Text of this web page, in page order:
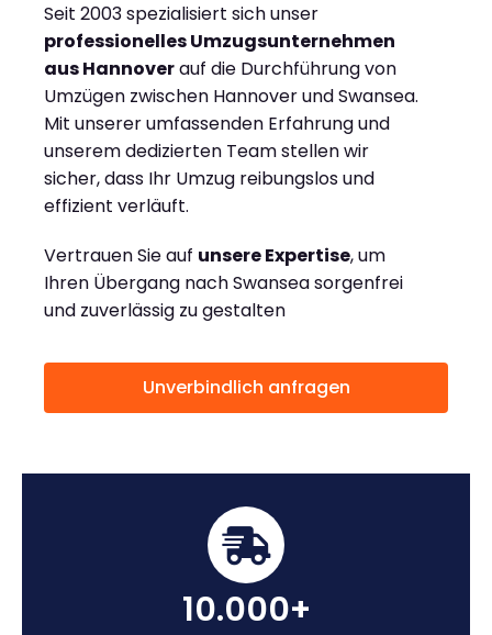
Seit 2003 spezialisiert sich unser
professionelles Umzugsunternehmen
aus Hannoverauf die Durchführung von
Umzügen zwischen Hannover und Swansea.
Mit unserer umfassenden Erfahrung und
unserem dedizierten Team stellen wir
sicher, dass Ihr Umzug reibungslos und
effizient verläuft.
Vertrauen Sie auf unsere Expertise, um
Ihren Übergang nach Swansea sorgenfrei
und zuverlässig zu gestalten
Unverbindlich anfragen
10.000+